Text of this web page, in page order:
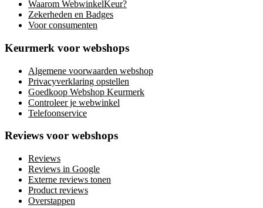
Waarom WebwinkelKeur?
Zekerheden en Badges
Voor consumenten
Keurmerk voor webshops
Algemene voorwaarden webshop
Privacyverklaring opstellen
Goedkoop Webshop Keurmerk
Controleer je webwinkel
Telefoonservice
Reviews voor webshops
Reviews
Reviews in Google
Externe reviews tonen
Product reviews
Overstappen